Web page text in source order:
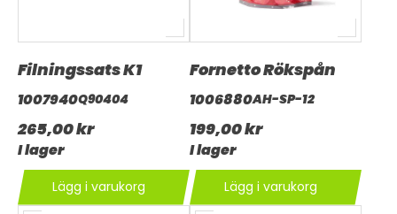
Filningssats K1
1007940Q90404
265,00 kr
I lager
Lägg i varukorg
Fornetto Rökspån
1006880AH-SP-12
199,00 kr
I lager
Lägg i varukorg